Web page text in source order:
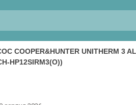
COOPER&HUNTER UNITHERM 3
HP12SIRM3(O))